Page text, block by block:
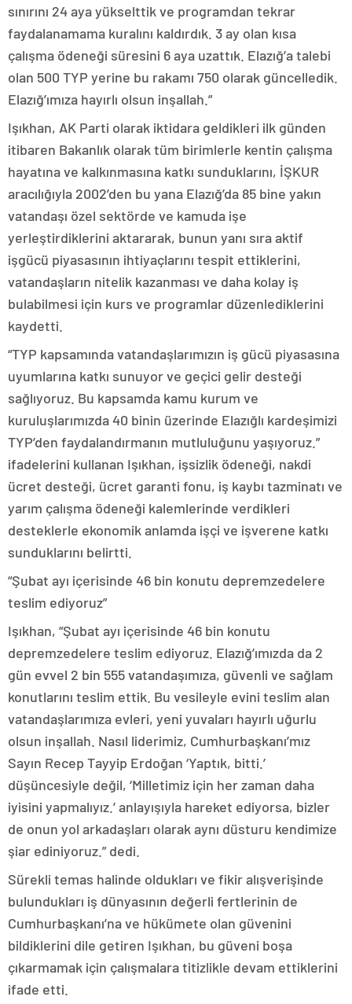
sınırını 24 aya yükselttik ve programdan tekrar
faydalanamama kuralını kaldırdık. 3 ay olan kısa
çalışma ödeneği süresini 6 aya uzattık. Elazığ’a talebi
olan 500 TYP yerine bu rakamı 750 olarak güncelledik.
Elazığ’ımıza hayırlı olsun inşallah.”
Işıkhan, AK Parti olarak iktidara geldikleri ilk günden
itibaren Bakanlık olarak tüm birimlerle kentin çalışma
hayatına ve kalkınmasına katkı sunduklarını, İŞKUR
aracılığıyla 2002’den bu yana Elazığ’da 85 bine yakın
vatandaşı özel sektörde ve kamuda işe
yerleştirdiklerini aktararak, bunun yanı sıra aktif
işgücü piyasasının ihtiyaçlarını tespit ettiklerini,
vatandaşların nitelik kazanması ve daha kolay iş
bulabilmesi için kurs ve programlar düzenlediklerini
kaydetti.
“TYP kapsamında vatandaşlarımızın iş gücü piyasasına
uyumlarına katkı sunuyor ve geçici gelir desteği
sağlıyoruz. Bu kapsamda kamu kurum ve
kuruluşlarımızda 40 binin üzerinde Elazığlı kardeşimizi
TYP’den faydalandırmanın mutluluğunu yaşıyoruz.”
ifadelerini kullanan Işıkhan, işsizlik ödeneği, nakdi
ücret desteği, ücret garanti fonu, iş kaybı tazminatı ve
yarım çalışma ödeneği kalemlerinde verdikleri
desteklerle ekonomik anlamda işçi ve işverene katkı
sunduklarını belirtti.
“Şubat ayı içerisinde 46 bin konutu depremzedelere
teslim ediyoruz”
Işıkhan, “Şubat ayı içerisinde 46 bin konutu
depremzedelere teslim ediyoruz. Elazığ’ımızda da 2
gün evvel 2 bin 555 vatandaşımıza, güvenli ve sağlam
konutlarını teslim ettik. Bu vesileyle evini teslim alan
vatandaşlarımıza evleri, yeni yuvaları hayırlı uğurlu
olsun inşallah. Nasıl liderimiz, Cumhurbaşkanı’mız
Sayın Recep Tayyip Erdoğan ‘Yaptık, bitti.’
düşüncesiyle değil, ‘Milletimiz için her zaman daha
iyisini yapmalıyız.’ anlayışıyla hareket ediyorsa, bizler
de onun yol arkadaşları olarak aynı düsturu kendimize
şiar ediniyoruz.” dedi.
Sürekli temas halinde oldukları ve fikir alışverişinde
bulundukları iş dünyasının değerli fertlerinin de
Cumhurbaşkanı’na ve hükümete olan güvenini
bildiklerini dile getiren Işıkhan, bu güveni boşa
çıkarmamak için çalışmalara titizlikle devam ettiklerini
ifade etti.